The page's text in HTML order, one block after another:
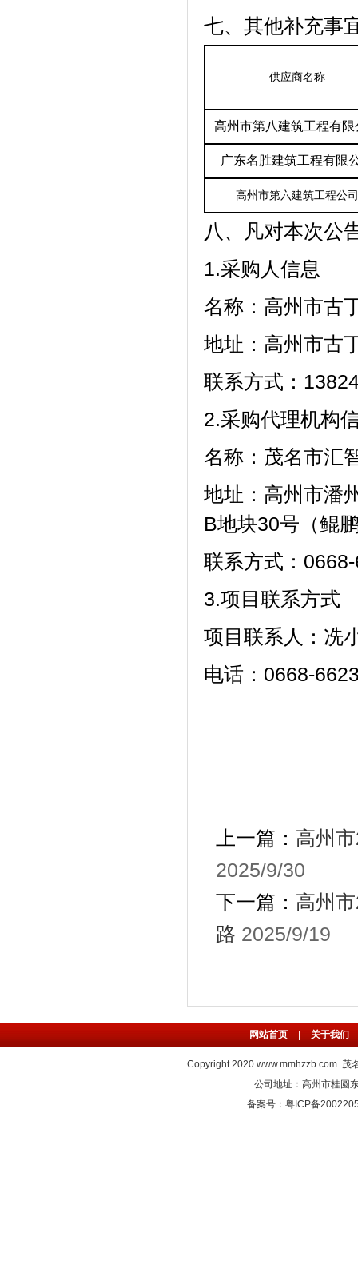
七、其他补充事
供应商名称
高州市第八建筑工程有限
广东名胜建筑工程有限
高州市第六建筑工程公司
八、凡对本次公
1.采购人信息
名称：高州市古
地址：高州市古
联系方式 ：
2.采购代理机构
名称：茂名市
地址：高州市潘
B地块30
联系方式 ：
3.项目联系方式
项目联系人：冼
电话： 0668-
上一篇： 高州
2025/9/30
下一篇： 高州
路 2025/9/19
网站首页 关于我们
Copyright 2020 www.mmhzzb.com 茂
公司地址：高州市桂圆
备案号：粤ICP备